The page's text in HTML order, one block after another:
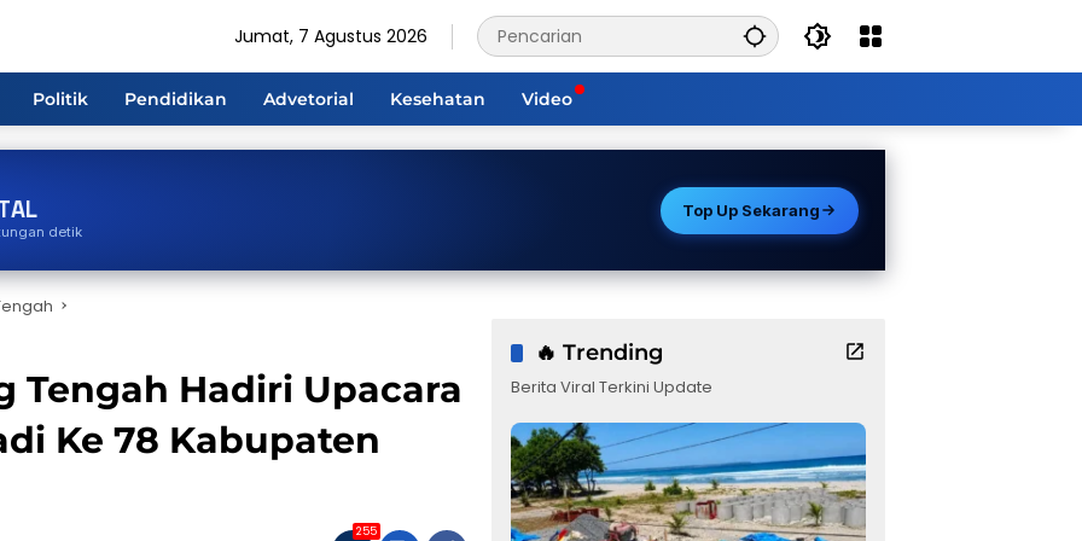
Jumat, 7 Agustus 2026
Politik Pendidikan Advetorial Kesehatan Video
detik
Top Up Sekarang
Tengah Hadiri Upacara
Ke 78 Kabupaten
255
🔥 Trending
Berita Viral Terkini Update